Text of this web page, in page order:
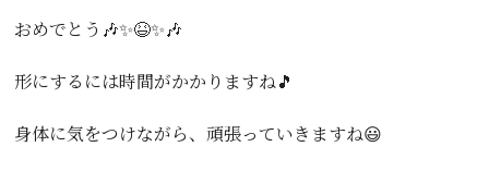
おめでとう🎶✨😆✨🎶
形にするには時間がかかりますね🎵
身体に気をつけながら、頑張っていきますね😃